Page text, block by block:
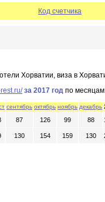
Код счетчика
Хорватии, виза в
за 2017 год по
сентябрь октябрь ноябрь декабрь
87 126 99 88
130 154 159 130